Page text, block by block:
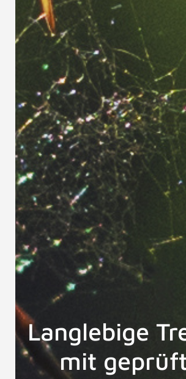
Langlebige
mit